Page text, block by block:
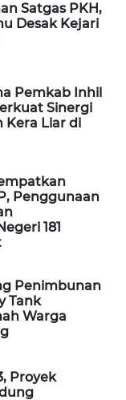
Satgas PKH,
Desak Kejari
Pemkab Inhil
Sinergi
Kera Liar di
Penggunaan
181
Penimbunan
Tank
Warga
Proyek